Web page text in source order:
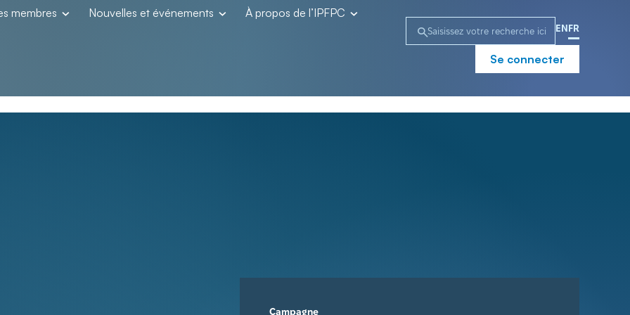
membres Nouvelles et événements À propos de l’IPFPC
EN FR
Se connecter
Campagne